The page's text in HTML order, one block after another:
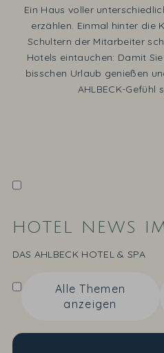
Ein Haus voller
erzählen. Einmal hinter die
Schultern der Mitarbeiter
Hotels eintauchen: Damit
bisschen Urlaub genießen
AHLBECK-Gefühl
HOTEL NEWS
DAS AHLBECK HOTEL & SPA
Alle Themen
anzeigen